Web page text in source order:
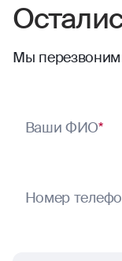
Мы перезвоним
Ваши ФИО*
Номер